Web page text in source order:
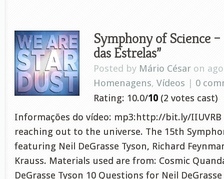
Symphony of Science –
das Estrelas”
Posted by Mário César on
Homenagens, Vídeos | 0
Rating: 10.0/10 (2 votes cast)
Informações do vídeo: mp3:http://bit.ly/IIUVRB
reaching out to the universe. The 15th
featuring Neil DeGrasse Tyson, Richard
Krauss. Materials used are from: Cosmic
DeGrasse Tyson 10 Questions for Neil